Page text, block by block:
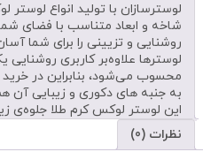
لوسترسازان با تولید انواع
شاخه و ابعاد متناسب با فضای
روشنایی و تزیینی را برای شما
لوسترها علاوه‌بر کاربری
محسوب می‌شود، بنابراین در خرید
به جنبه های دکوری و زیبایی آن
این لوستر لوکس کرم طلا جلوه‌ی
نظرات (0)